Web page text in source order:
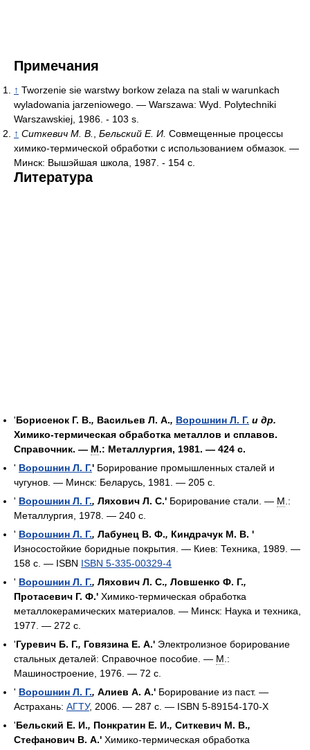
Примечания
↑ Tworzenie sie warstwy borkow zelaza na stali w warunkach
wyladowania jarzeniowego. — Warszawa: Wyd. Polytechniki
Warszawskiej, 1986. - 103 s.
↑ Ситкевич М. В., Бельский Е. И. Совмещенные процессы
химико-термической обработки с использованием обмазок. —
Минск: Вышэйшая школа, 1987. - 154 с.
Литература
'Борисенок Г. В., Васильев Л. А., Ворошнин Л. Г. и др.
Химико-термическая обработка металлов и сплавов.
Справочник. — М.: Металлургия, 1981. — 424 с.
' Ворошнин Л. Г.' Борирование промышленных сталей и
чугунов. — Минск: Беларусь, 1981. — 205 с.
' Ворошнин Л. Г., Ляхович Л. С.' Борирование стали. — М.:
Металлургия, 1978. — 240 с.
' Ворошнин Л. Г., Лабунец В. Ф., Киндрачук М. В. '
Износостойкие боридные покрытия. — Киев: Техника, 1989. —
158 с. — ISBN ISBN 5-335-00329-4
' Ворошнин Л. Г., Ляхович Л. С., Ловшенко Ф. Г.,
Протасевич Г. Ф.' Химико-термическая обработка
металлокерамических материалов. — Минск: Наука и техника,
1977. — 272 с.
'Гуревич Б. Г., Говязина Е. А.' Электролизное борирование
стальных деталей: Справочное пособие. — М.:
Машиностроение, 1976. — 72 с.
' Ворошнин Л. Г., Алиев А. А.' Борирование из паст. —
Астрахань: АГТУ, 2006. — 287 с. — ISBN 5-89154-170-Х
'Бельский Е. И., Понкратин Е. И., Ситкевич М. В.,
Стефанович В. А.' Химико-термическая обработка